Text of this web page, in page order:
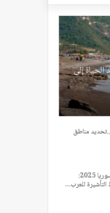
إلى
مناطق
متطلبات الدخول إلى سوريا 2025:
للعرب…